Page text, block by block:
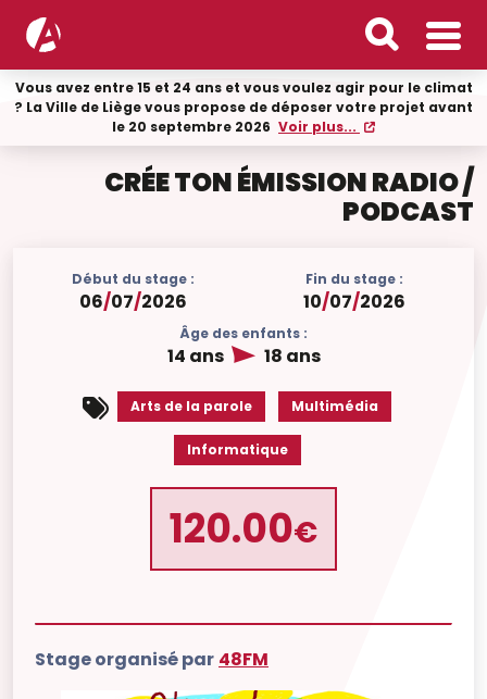
Vous avez entre 15 et 24 ans et vous voulez agir pour le climat
? La Ville de Liège vous propose de déposer votre projet avant
le 20 septembre 2026 Voir plus...
CRÉE TON ÉMISSION RADIO /
PODCAST
Début du stage :
06/07/2026
Fin du stage :
10/07/2026
Âge des enfants :
14 ans 18 ans
Arts de la parole Multimédia
Informatique
120.00€
Stage organisé par 48FM